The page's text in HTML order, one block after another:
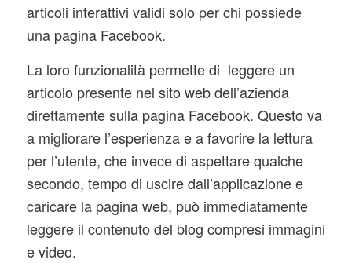
articoli interattivi validi solo per chi possiede
una pagina Facebook.
La loro funzionalità permette di leggere un
articolo presente nel sito web dell’azienda
direttamente sulla pagina Facebook. Questo va
a migliorare l’esperienza e a favorire la lettura
per l’utente, che invece di aspettare qualche
secondo, tempo di uscire dall’applicazione e
caricare la pagina web, può immediatamente
leggere il contenuto del blog compresi immagini
e video.